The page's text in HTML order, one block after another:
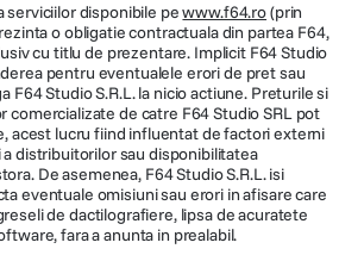
cm
mm
serviciilor disponibile pewww.f64.ro(prin
o obligatie contractuala din partea F64,
cu titlu de prezentare. Implicit F64 Studio
pentru eventualele erori de pret sau
F64 Studio S.R.L. la nicio actiune. Preturile si
comercializate de catre F64 Studio SRL pot
acest lucru fiind influentat de factori externi
distribuitorilor sau disponibilitatea
De asemenea, F64 Studio S.R.L. isi
eventuale omisiuni sau erori in afisare care
de dactilografiere, lipsa de acuratete
fara a anunta in prealabil.